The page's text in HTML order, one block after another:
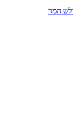
המר